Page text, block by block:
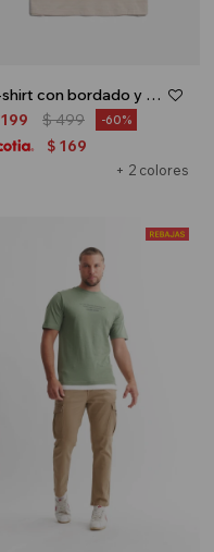
T-shirt con bordado y textura - Beige
+ 2 colores
199 $499 60
$ 169